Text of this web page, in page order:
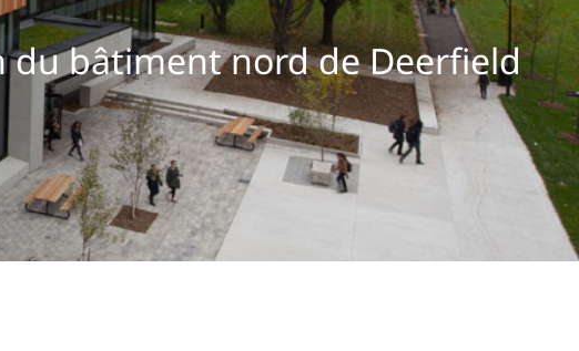
Commerce de détail
HÔTELS + JEU
DIVERTISSEMENT + SPORTS
ARTS + CULTURE
du bâtiment nord de Deerfield